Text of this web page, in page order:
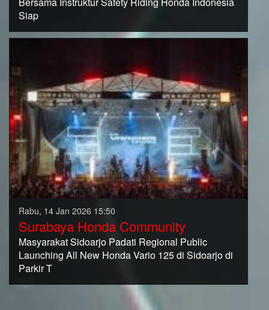
Siap
Rabu, 14 Jan 2026 15:50
Surabaya Honda Community
Masyarakat Sidoarjo Padati Regional Public
Launching All New Honda Vario 125 di Sidoarjo di
Parkir T